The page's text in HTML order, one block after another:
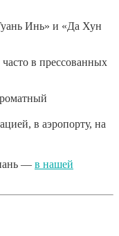
Инь» и «Да Хун
в прессованных
в аэропорту, на
— в нашей